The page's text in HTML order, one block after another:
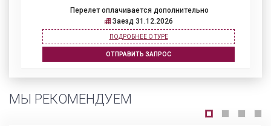
Перелет оплачивается дополнительно
Заезд 31.12.2026
ПОДРОБНЕЕ О ТУРЕ
ОТПРАВИТЬ ЗАПРОС
МЫ РЕКОМЕНДУЕМ